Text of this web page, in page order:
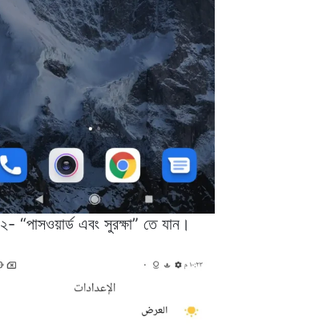
২- “পাসওয়ার্ড এবং সুরক্ষা” তে যান।